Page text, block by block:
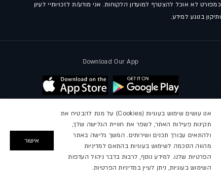
כמפורט לא אוכל להצטרף למועדון הלקוחות. אני מודע/ת לזכויותיי לעיון
ותיקון בנוגע למידע.
Download Our App
עקבו אחרינו
2026, מגה ספורט מופעל על ידי Shopify
אנו עושים שימוש בעוגיות (Cookies) על מנת להבטיח את
תקינות פעילות האתר, לשפר את חוויית הגלישה שלך,
ולהתאים עבורך תכנים ושירותים. המשך גלישה באתר
מהווה הסכמה לשימוש בעוגיות בהתאם למדיניות
הפרטיות שלנו. למידע נוסף, לרבות בדבר ניהול העדפות
השימוש בעוגיות, ניתן לעיין במדיניות הפרטיות.
אישור